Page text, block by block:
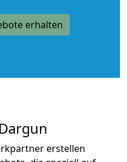
erhalten
erstellen